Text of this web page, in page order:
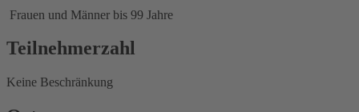
Frauen und Männer bis 99 Jahre
Teilnehmerzahl
Keine Beschränkung